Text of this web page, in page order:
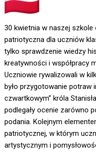
30 kwietnia w naszej szkole
patriotyczna dla uczniów
tylko sprawdzenie wiedzy
kreatywności i współpracy
Uczniowie rywalizowali w
było przygotowanie potraw
czwartkowym” króla
podlegały ocenie zarówno
podania. Kolejnym
patriotycznej, w którym
artystycznym i